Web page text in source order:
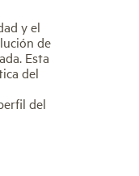
y el
de
Esta
del
del